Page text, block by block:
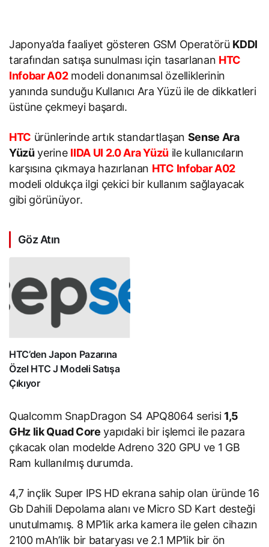
Japonya’da faaliyet gösteren GSM Operatörü KDDI
tarafından satışa sunulması için tasarlanan HTC
Infobar A02modeli donanımsal özelliklerinin
yanında sunduğu Kullanıcı Ara Yüzü ile de dikkatleri
üstüne çekmeyi başardı.
HTC ürünlerinde artık standartlaşan Sense Ara
Yüzü yerine IIDA UI 2.0 Ara Yüzü ile kullanıcıların
karşısına çıkmaya hazırlanan HTC Infobar A02
modeli oldukça ilgi çekici bir kullanım sağlayacak
gibi görünüyor.
Göz Atın
HTC’den Japon Pazarına
Özel HTC J Modeli Satışa
Çıkıyor
Qualcomm SnapDragon S4 APQ8064 serisi 1,5
GHz lik Quad Core yapıdaki bir işlemci ile pazara
çıkacak olan modelde Adreno 320 GPU ve 1 GB
Ram kullanılmış durumda.
4,7 inçlik Super IPS HD ekrana sahip olan üründe 16
Gb Dahili Depolama alanı ve Micro SD Kart desteği
unutulmamış. 8 MP’lik arka kamera ile gelen cihazın
2100 mAh’lik bir bataryası ve 2.1 MP’lik bir ön